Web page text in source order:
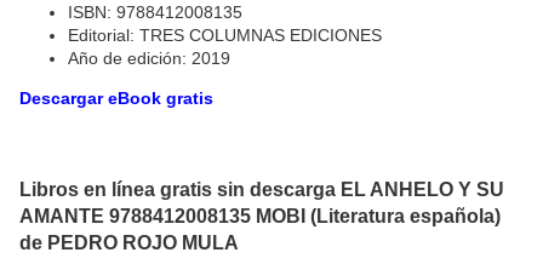
ISBN: 9788412008135
Editorial: TRES COLUMNAS EDICIONES
Año de edición: 2019
Descargar eBook gratis
Libros en línea gratis sin descarga EL ANHELO Y SU
AMANTE 9788412008135 MOBI (Literatura española)
de PEDRO ROJO MULA